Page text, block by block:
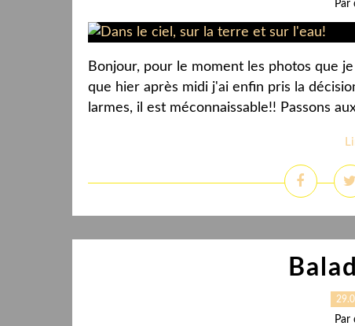
Par
Bonjour, pour le moment les photos que
que hier après midi j'ai enfin pris la
larmes, il est méconnaissable!! Passons
Par